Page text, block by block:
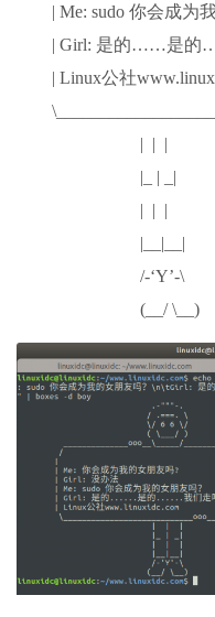
| Me: sudo 你会成为
| Girl: 是的……是的
| Linux公社
| | |
|_ | _|
| | |
|__|__|
/-‘Y’-\
(__/ \__)